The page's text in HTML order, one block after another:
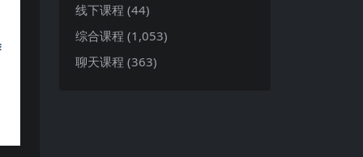
线下课程 (44)
综合课程 (1,053)
聊天课程 (363)